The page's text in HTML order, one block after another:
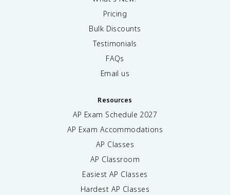
Pricing
Bulk Discounts
Testimonials
FAQs
Email us
Resources
AP Exam Schedule 2027
AP Exam Accommodations
AP Classes
AP Classroom
Easiest AP Classes
Hardest AP Classes